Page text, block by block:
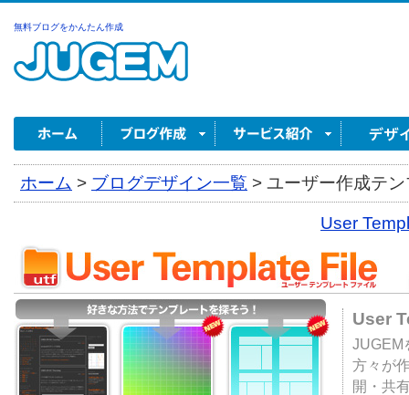
無料ブログをかんたん作成
ホーム > ブログデザイン一覧 > ユーザー作成テ
User
User
JUGEM
方々が
開・共